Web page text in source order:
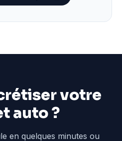
votre
auto ?
en quelques minutes ou